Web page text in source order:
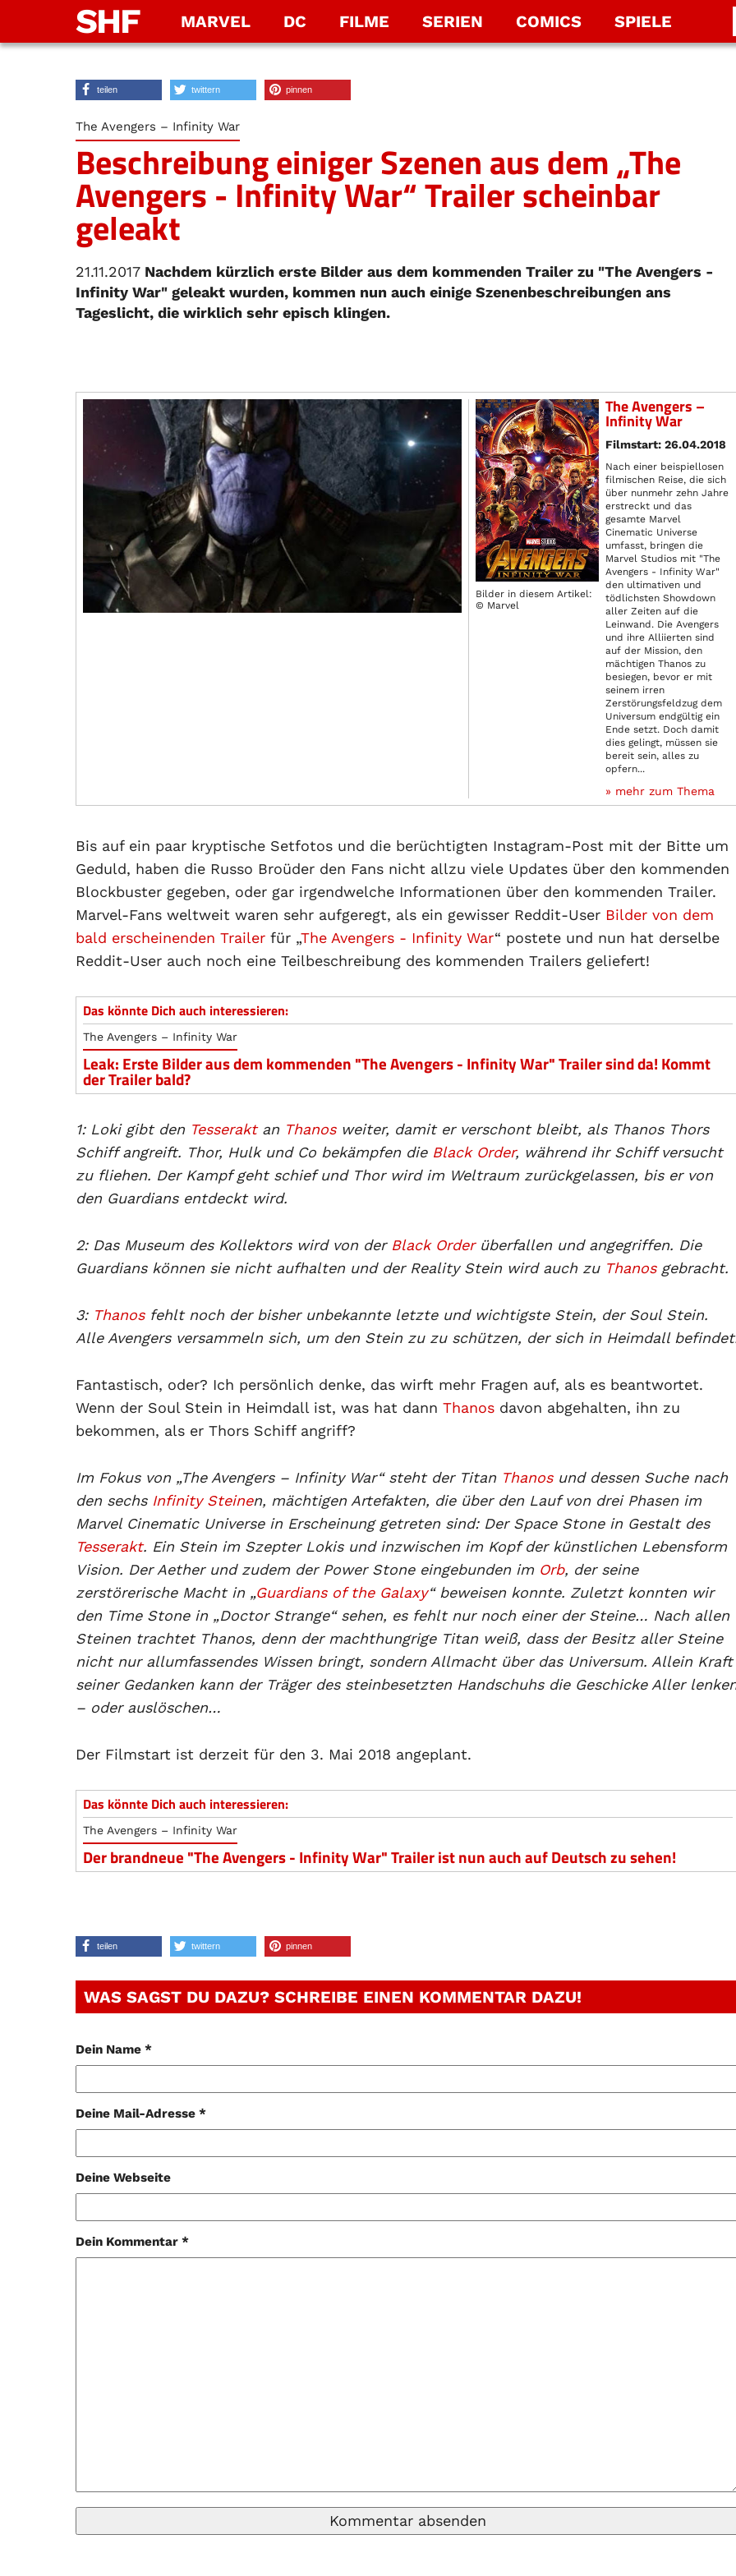
SHF MARVEL DC FILME SERIEN COMICS SPIELE
teilen twittern pinnen
The Avengers – Infinity War
Beschreibung einiger Szenen aus dem „The
Avengers - Infinity War“ Trailer scheinbar
geleakt
21.11.2017 Nachdem kürzlich erste Bilder aus dem kommenden Trailer zu "The Avengers -
Infinity War" geleakt wurden, kommen nun auch einige Szenenbeschreibungen ans
Tageslicht, die wirklich sehr episch klingen.
Bilder in diesem Artikel:
© Marvel
The Avengers –
Infinity War
Filmstart: 26.04.2018
Nach einer beispiellosen
filmischen Reise, die sich
über nunmehr zehn Jahre
erstreckt und das
gesamte Marvel
Cinematic Universe
umfasst, bringen die
Marvel Studios mit "The
Avengers - Infinity War"
den ultimativen und
tödlichsten Showdown
aller Zeiten auf die
Leinwand. Die Avengers
und ihre Alliierten sind
auf der Mission, den
mächtigen Thanos zu
besiegen, bevor er mit
seinem irren
Zerstörungsfeldzug dem
Universum endgültig ein
Ende setzt. Doch damit
dies gelingt, müssen sie
bereit sein, alles zu
opfern...
» mehr zum Thema
Bis auf ein paar kryptische Setfotos und die berüchtigten Instagram-Post mit der Bitte um
Geduld, haben die Russo Broüder den Fans nicht allzu viele Updates über den kommenden
Blockbuster gegeben, oder gar irgendwelche Informationen über den kommenden Trailer.
Marvel-Fans weltweit waren sehr aufgeregt, als ein gewisser Reddit-User Bilder von dem
bald erscheinenden Trailer für „The Avengers - Infinity War“ postete und nun hat derselbe
Reddit-User auch noch eine Teilbeschreibung des kommenden Trailers geliefert!
Das könnte Dich auch interessieren:
The Avengers – Infinity War
Leak: Erste Bilder aus dem kommenden "The Avengers - Infinity War" Trailer sind da! Kommt
der Trailer bald?
1: Loki gibt den Tesseraktan Thanosweiter, damit er verschont bleibt, als Thanos Thors
Schiff angreift. Thor, Hulk und Co bekämpfen die Black Order, während ihr Schiff versucht
zu fliehen. Der Kampf geht schief und Thor wird im Weltraum zurückgelassen, bis er von
den Guardians entdeckt wird.
2: Das Museum des Kollektors wird von der Black Orderüberfallen und angegriffen. Die
Guardians können sie nicht aufhalten und der Reality Stein wird auch zu Thanosgebracht.
3: Thanosfehlt noch der bisher unbekannte letzte und wichtigste Stein, der Soul Stein.
Alle Avengers versammeln sich, um den Stein zu zu schützen, der sich in Heimdall
Fantastisch, oder? Ich persönlich denke, das wirft mehr Fragen auf, als es beantwortet.
Wenn der Soul Stein in Heimdall ist, was hat dann Thanos davon abgehalten, ihn zu
bekommen, als er Thors Schiff angriff?
Im Fokus von „The Avengers – Infinity War“ steht der Titan Thanosund dessen Suche nach
den sechs Infinity Steinen, mächtigen Artefakten, die über den Lauf von drei Phasen im
Marvel Cinematic Universe in Erscheinung getreten sind: Der Space Stone in Gestalt des
Tesserakt. Ein Stein im Szepter Lokis und inzwischen im Kopf der künstlichen Lebensform
Vision. Der Aether und zudem der Power Stone eingebunden im Orb, der seine
zerstörerische Macht in „Guardians of the Galaxy“ beweisen konnte. Zuletzt konnten wir
den Time Stone in „Doctor Strange“ sehen, es fehlt nur noch einer der Steine… Nach allen
Steinen trachtet Thanos, denn der machthungrige Titan weiß, dass der Besitz aller Steine
nicht nur allumfassendes Wissen bringt, sondern Allmacht über das Universum. Allein Kraft
seiner Gedanken kann der Träger des steinbesetzten Handschuhs die Geschicke Aller
– oder auslöschen…
Der Filmstart ist derzeit für den 3. Mai 2018 angeplant.
Das könnte Dich auch interessieren:
The Avengers – Infinity War
Der brandneue "The Avengers - Infinity War" Trailer ist nun auch auf Deutsch zu sehen!
teilen twittern pinnen
WAS SAGST DU DAZU? SCHREIBE EINEN KOMMENTAR DAZU!
Dein Name *
Deine Mail-Adresse *
Deine Webseite
Dein Kommentar *